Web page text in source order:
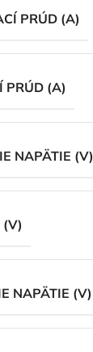
PRÚD (A)
PRÚD (A)
NAPÄTIE (V)
(V)
NAPÄTIE (V)